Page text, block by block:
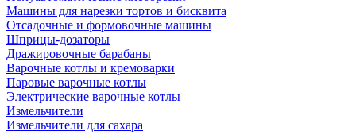
Машины для нарезки тортов и бисквита
Отсадочные и формовочные машины
Шприцы-дозаторы
Дражировочные барабаны
Варочные котлы и кремоварки
Паровые варочные котлы
Электрические варочные котлы
Измельчители
Измельчители для сахара